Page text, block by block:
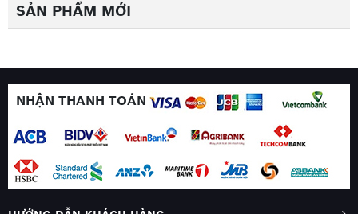
SẢN PHẨM MỚI
NHẬN THANH TOÁN